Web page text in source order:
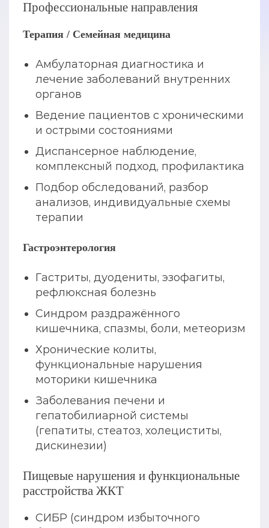
Профессиональные направления
Терапия / Семейная медицина
Амбулаторная диагностика и
лечение заболеваний внутренних
органов
Ведение пациентов с хроническими
и острыми состояниями
Диспансерное наблюдение,
комплексный подход, профилактика
Подбор обследований, разбор
анализов, индивидуальные схемы
терапии
Гастроэнтерология
Гастриты, дуодениты, эзофагиты,
рефлюксная болезнь
Синдром раздражённого
кишечника, спазмы, боли, метеоризм
Хронические колиты,
функциональные нарушения
моторики кишечника
Заболевания печени и
гепатобилиарной системы
(гепатиты, стеатоз, холециститы,
дискинезии)
Пищевые нарушения и функциональные
расстройства ЖКТ
СИБР (синдром избыточного